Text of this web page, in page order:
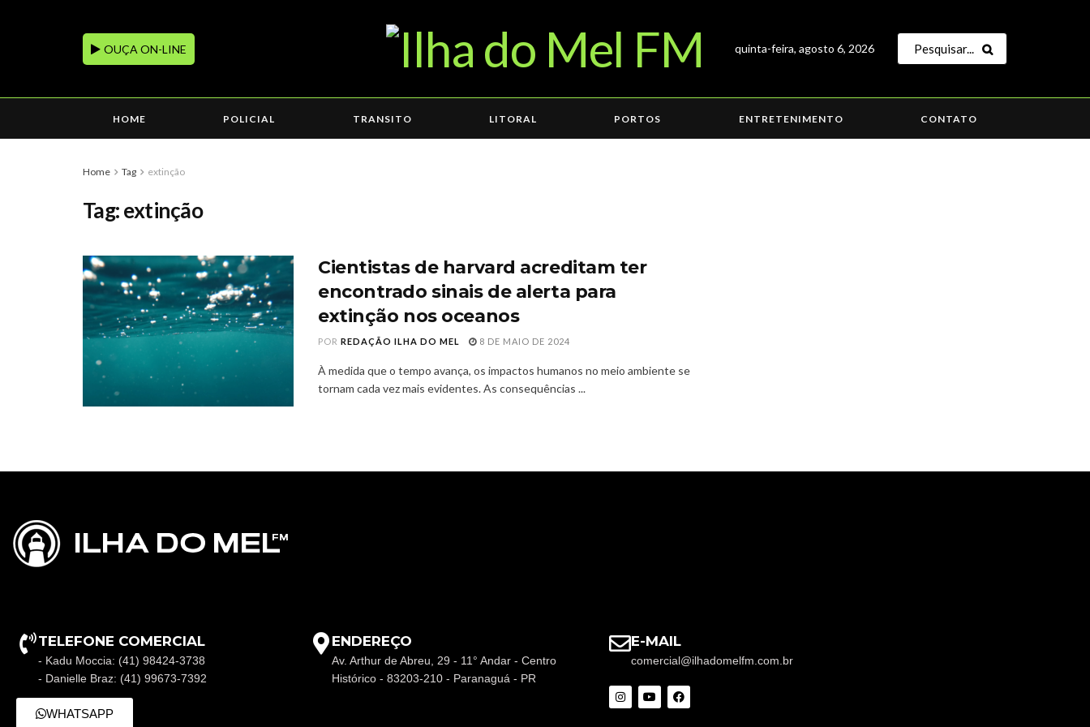
OUÇA ON-LINE quinta-feira, agosto 6, 2026
HOME POLICIAL TRANSITO LITORAL PORTOS ENTRETENIMENTO CONTATO
Home Tag extinção
Tag:extinção
Cientistas de harvard acreditam ter
encontrado sinais de alerta para
extinção nos oceanos
POR REDAÇÃO ILHA DO MEL 8 DE MAIO DE 2024
À medida que o tempo avança, os impactos humanos no meio ambiente se
tornam cada vez mais evidentes. As consequências ...
TELEFONE COMERCIAL
- Kadu Moccia: (41) 98424-3738
- Danielle Braz: (41) 99673-7392
WHATSAPP
ENDEREÇO
Av. Arthur de Abreu, 29 - 11° Andar - Centro
Histórico - 83203-210 - Paranaguá - PR
E-MAIL
comercial@ilhadomelfm.com.br